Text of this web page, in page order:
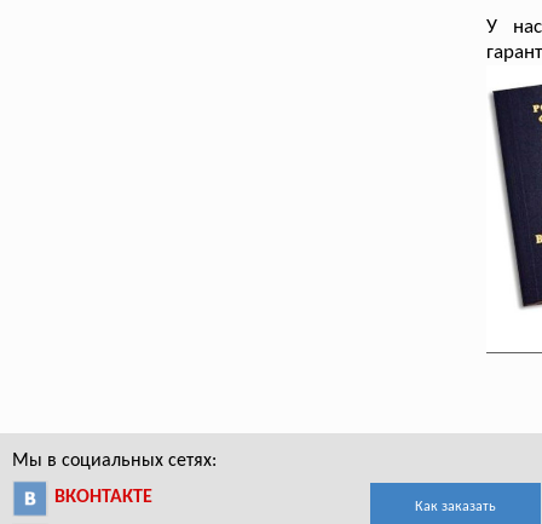
У
Мы в социальных сетях:
ВКОНТАКТЕ
Как заказать